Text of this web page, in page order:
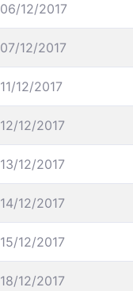
06/12/2017
07/12/2017
11/12/2017
12/12/2017
13/12/2017
14/12/2017
15/12/2017
18/12/2017